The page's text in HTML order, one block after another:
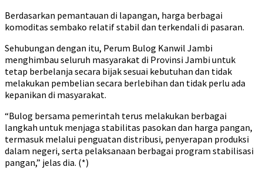
Berdasarkan pemantauan di lapangan, harga berbagai
komoditas sembako relatif stabil dan terkendali di pasaran.
Sehubungan dengan itu, Perum Bulog Kanwil Jambi
menghimbau seluruh masyarakat di Provinsi Jambi untuk
tetap berbelanja secara bijak sesuai kebutuhan dan tidak
melakukan pembelian secara berlebihan dan tidak perlu ada
kepanikan di masyarakat.
“Bulog bersama pemerintah terus melakukan berbagai
langkah untuk menjaga stabilitas pasokan dan harga pangan,
termasuk melalui penguatan distribusi, penyerapan produksi
dalam negeri, serta pelaksanaan berbagai program stabilisasi
pangan,” jelas dia. (*)